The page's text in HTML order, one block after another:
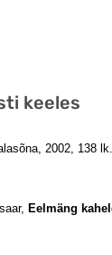
keeles
2002, 138 lk.
Eelmäng